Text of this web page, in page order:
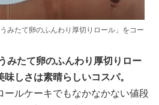
みたて卵のふんわり厚切りロール」をコー
みたて卵のふんわり厚切りロー
しさは素晴らしいコスパ。
ールケーキでもなかなかない値段